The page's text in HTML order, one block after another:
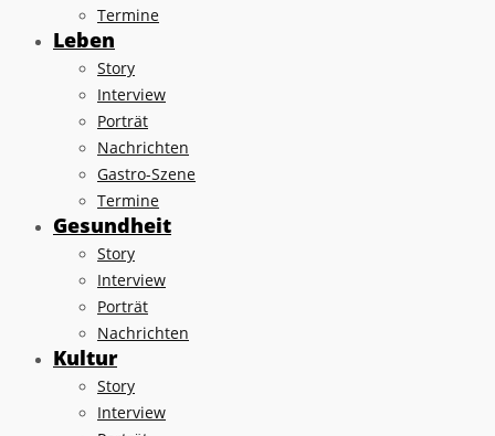
Termine
Leben
Story
Interview
Porträt
Nachrichten
Gastro-Szene
Termine
Gesundheit
Story
Interview
Porträt
Nachrichten
Kultur
Story
Interview